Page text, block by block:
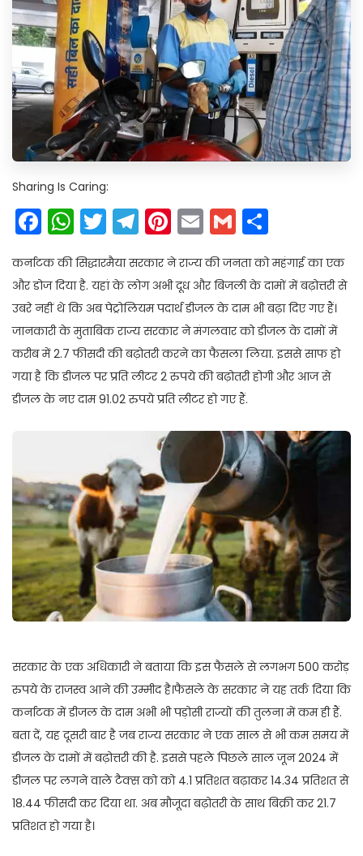
Sharing Is Caring:
Facebook
WhatsApp
Twitter
Telegram
Pinterest
EmailGmail
कर्नाटक की सिद्धारमैया सरकार ने राज्य की जनता को महंगाई का एक
और डोज दिया है. यहां के लोग अभी दूध और बिजली के दामों में बढ़ोत्तरी से
उबरे नहीं थे कि अब पेट्रोलियम पदार्थ डीजल के दाम भी बढ़ा दिए गए हैं।
जानकारी के मुताबिक राज्य सरकार ने मंगलवार को डीजल के दामों में
करीब में 2.7 फीसदी की बढ़ोतरी करने का फैसला लिया. इससे साफ हो
गया है कि डीजल पर प्रति लीटर 2 रुपये की बढ़ोतरी होगी और आज से
डीजल के नए दाम 91.02 रुपये प्रति लीटर हो गए हैं.
सरकार के एक अधिकारी ने बताया कि इस फैसले से लगभग 500 करोड़
रुपये के राजस्व आने की उम्मीद है।फैसले के सरकार ने यह तर्क दिया कि
कर्नाटक में डीजल के दाम अभी भी पड़ोसी राज्यों की तुलना में कम ही हैं.
बता दें, यह दूसरी बार है जब राज्य सरकार ने एक साल से भी कम समय में
डीजल के दामों में बढ़ोत्तरी की है. इससे पहले पिछले साल जून 2024 में
डीजल पर लगने वाले टैक्स को को 4.1 प्रतिशत बढ़ाकर 14.34 प्रतिशत से
18.44 फीसदी कर दिया था. अब मौजूदा बढ़ोतरी के साथ बिक्री कर 21.7
प्रतिशत हो गया है।